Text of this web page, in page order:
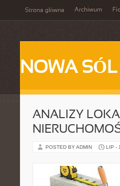
Strona główna Archiwum
NOWA SÓL
ANALIZY
POSTED BY ADMIN LIP -